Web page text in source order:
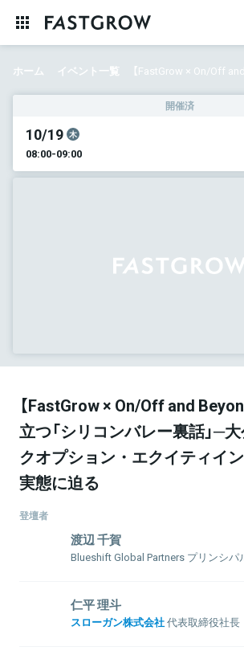
ホーム イベント一覧
開催済
10/19 木
08:00-09:00
【FastGrow × On/Off and
立つ「シリコンバレー裏話」─
クオプション・エクイティイ
実態に迫る
登壇者
渡辺 千賀
Blueshift Global Partners プリンシパ
ーのコンサルティング会社、Blueshift Global
三菱商事、マッキンゼーを経て現職。最先端
ォーカスし、投資と共同事業開発を組み合わ
仁平 理斗
スローガン株式会社代表取締役社長